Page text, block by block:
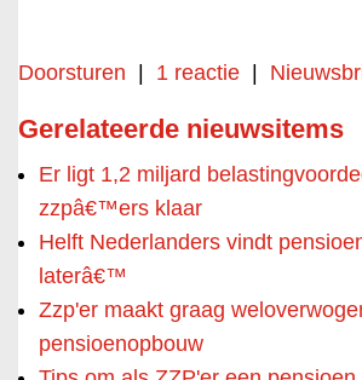
Doorsturen 1 reactie
Gerelateerde nieuwsitems
Er ligt 1,2 miljard
zzpâ€™ers klaar
Helft Nederlanders vindt
laterâ€™
Zzp'er maakt graag
pensioenopbouw